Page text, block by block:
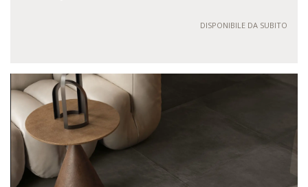
DISPONIBILE DA SUBITO